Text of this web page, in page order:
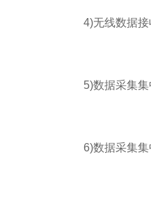
4)无线数据
5)数据采集
6)数据采集